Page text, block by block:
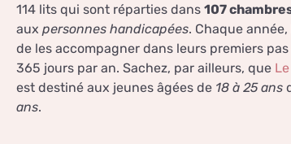
114 lits qui sont réparties dans 107
aux personnes handicapées. Chaque
de les accompagner dans leurs premiers
365 jours par an. Sachez, par ailleurs, que
est destiné aux jeunes âgées de 18 à 25 ans
ans.